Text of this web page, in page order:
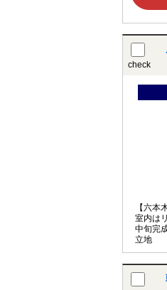
check
【六本
室内は
中旬完
立地